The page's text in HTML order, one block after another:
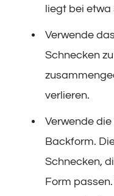
liegt bei etwa
Verwende
Schnecken
verlieren.
Verwende
Backform.
Schnecken,
Form